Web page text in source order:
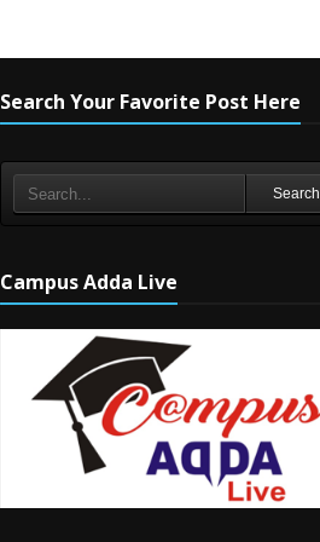
Search Your Favorite Post Here
Search
Campus Adda Live